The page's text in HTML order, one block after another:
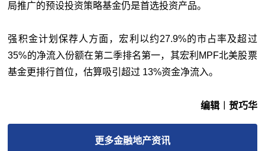
局推广的预设投资策略基金仍是首选投资产品。
强积金计划保荐人方面，宏利以约27.9%的市占率及超过
35%的净流入份额在第二季排名第一，其宏利MPF北美股票
基金更排行首位，估算吸引超过 13%资金净流入。
编辑︱贺巧华
更多金融地产资讯